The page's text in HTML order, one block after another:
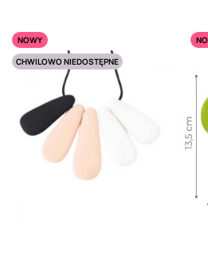
NOWY
CHWILOWO NIEDOSTĘPNE